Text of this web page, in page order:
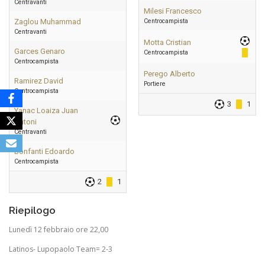
Centravanti
Zaglou Muhammad
Centravanti
Garces Genaro
Centrocampista
Ramirez David
Centrocampista
Yanac Loaiza Juan
Antoni
Centravanti
Bonfanti Edoardo
Centrocampista
2 1
Milesi Francesco
Centrocampista
Motta Cristian
Centrocampista
Perego Alberto
Portiere
3 1
Riepilogo
Lunedì 12 febbraio ore 22,00
Latinos- Lupopaolo Team= 2-3